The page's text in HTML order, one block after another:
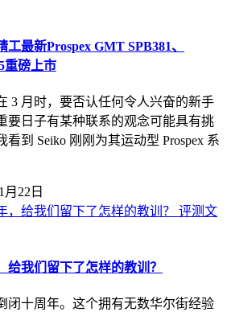
最新Prospex GMT SPB381、
重磅上市
3 月时，要否认任何令人兴奋的新手
要日子有某种联系的观念可能具有挑
看到 Seiko 刚刚为其运动型 Prospex 系
月22日
评测文
给我们留下了怎样的教训？
闭十周年。这个拥有无数华尔街经验